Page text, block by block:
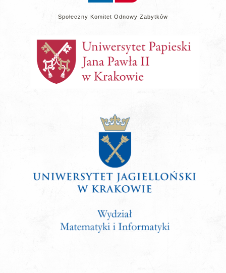
Społeczny Komitet Odnowy Zabytków